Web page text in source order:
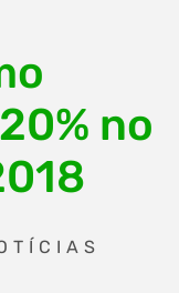
no